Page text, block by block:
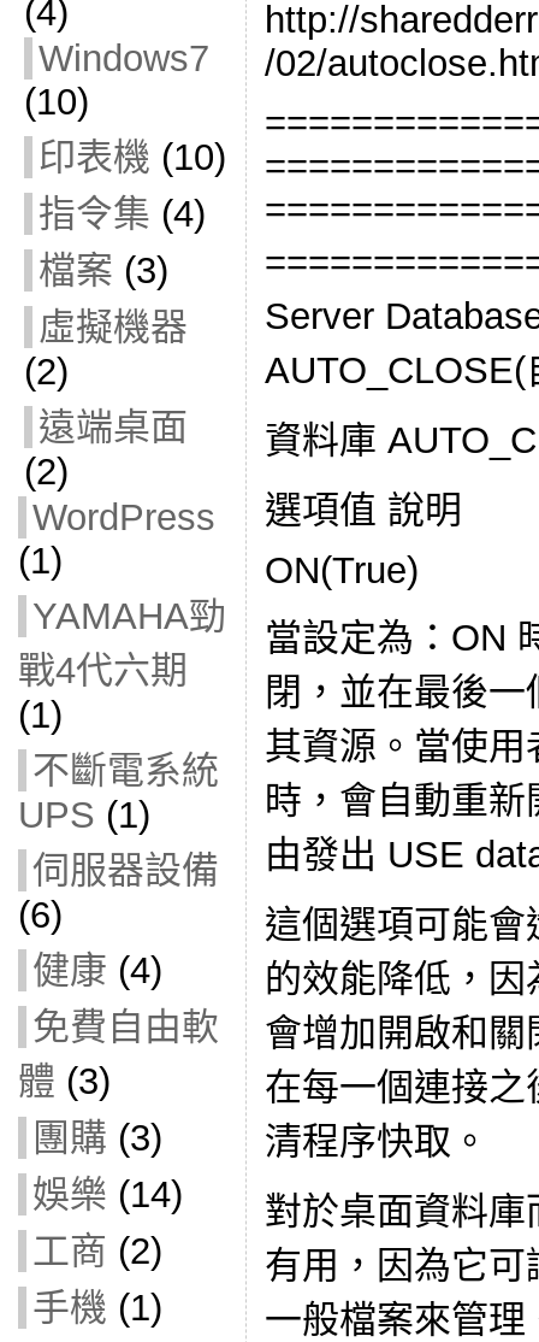
(4)
Windows7
(10)
印表機 (10)
指令集 (4)
檔案 (3)
虛擬機器
(2)
遠端桌面
(2)
WordPress
(1)
YAMAHA勁
戰4代六期
(1)
不斷電系統
UPS (1)
伺服器設備
(6)
健康 (4)
免費自由軟
體 (3)
團購 (3)
娛樂 (14)
工商 (2)
手機 (1)
http://
/02/
Server
AUTO_CLOSE(
資料庫
選項值 說明
ON(True)
當設定為：ON
閉，並在最後
其資源。當使
時，會自動重
由發出 USE
這個選項可能
的效能降低，
會增加開啟和
在每一個連接
清程序快取。
對於桌面資料
有用，因為它
一般檔案來管